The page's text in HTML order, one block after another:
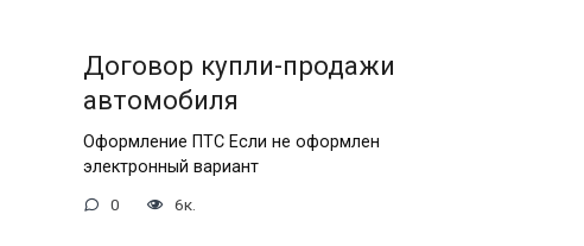
Договор купли-продажи
автомобиля
Оформление ПТС Если не оформлен
электронный вариант
0 6к.